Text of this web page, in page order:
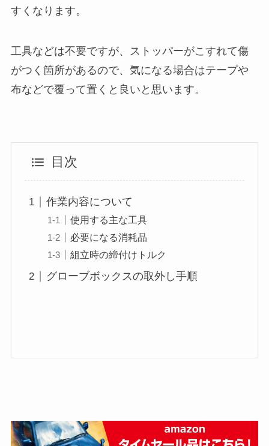
すくなります。
工具などは不要ですが、ストッパーがこすれて傷
がつく箇所があるので、気になる場合はテープや
布などで覆って置くと良いと思います。
目次
作業内容について
使用する主な工具
必要になる消耗品
組立時の締付けトルク
グローブボックスの取外し手順